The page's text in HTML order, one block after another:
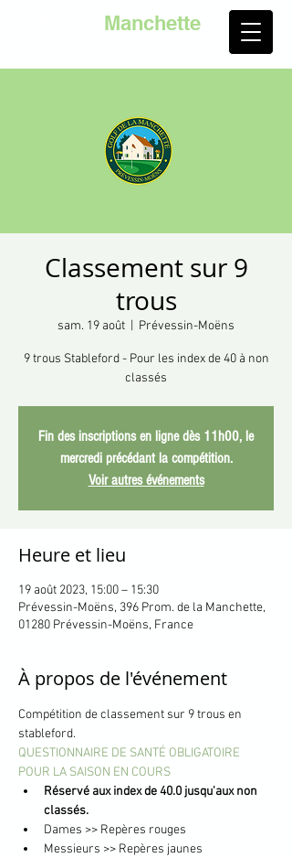
Manchette
Classement sur 9
trous
sam. 19 août Prévessin-Moëns
9 trous Stableford - Pour les index de 40 à non
classés
Fin des inscriptions en ligne dès 11h00, le
mercredi précédant la compétition.
Voir autres événements
Heure et lieu
19 août 2023, 15:00 – 15:30
Prévessin-Moëns, 396 Prom. de la Manchette,
01280 Prévessin-Moëns, France
À propos de l'événement
Compétition de classement sur 9 trous en
stableford.
QUESTIONNAIRE DE SANTÉ OBLIGATOIRE
POUR LA SAISON EN COURS
Réservé aux index de 40.0 jusqu'aux non
classés.
Dames >> Repères rouges
Messieurs >> Repères jaunes